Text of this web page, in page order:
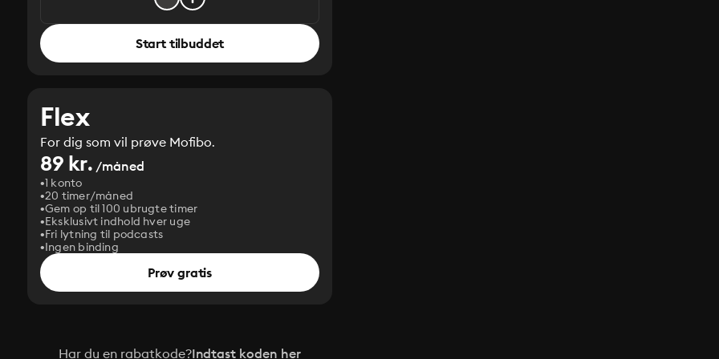
Start tilbuddet
Flex
For dig som vil prøve Mofibo.
89 kr. /måned
1 konto
20 timer/måned
Gem op til 100 ubrugte timer
Eksklusivt indhold hver uge
Fri lytning til podcasts
Ingen binding
Prøv gratis
Har du en rabatkode?Indtast koden her